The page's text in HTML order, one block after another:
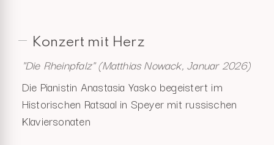
Konzert mit Herz
"Die Rheinpfalz" (Matthias Nowack, Januar 2026)
Die Pianistin Anastasia Yasko begeistert im
Historischen Ratsaal in Speyer mit russischen
Klaviersonaten